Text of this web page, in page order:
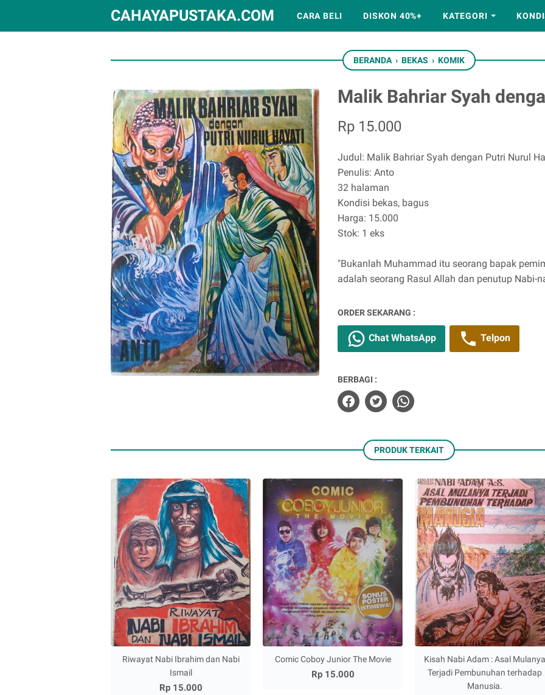
CAHAYAPUSTAKA.COM CARA BELI DISKON 40%+ KATEGORI
BERANDA › BEKAS › KOMIK
Malik Bahriar Syah
Rp 15.000
Judul: Malik Bahriar Syah dengan Putri Nurul
Penulis: Anto
32 halaman
Kondisi bekas, bagus
Harga: 15.000
Stok: 1 eks
"Bukanlah Muhammad itu seorang bapak
adalah seorang Rasul Allah dan penutup Nabi-
ORDER SEKARANG :
Chat WhatsApp Telpon
BERBAGI :
PRODUK TERKAIT
Riwayat Nabi Ibrahim dan Nabi
Ismail
Rp 15.000
Comic Coboy Junior The Movie
Rp 15.000
Kisah Nabi Adam : Asal Mulanya
Terjadi Pembunuhan terhadap
Manusia.